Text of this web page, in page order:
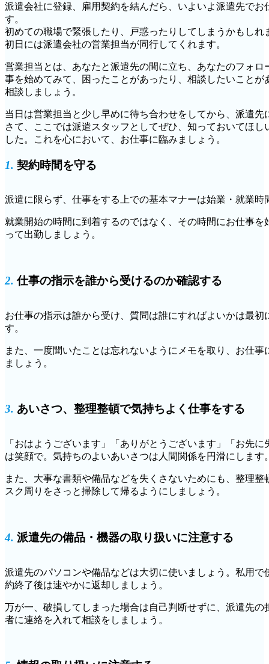
派遣会社に登録、雇用契約を結んだら、いよいよ派遣先でお
す。
初めての職場で緊張したり、戸惑ったりしてしまうかもしれ
初日には派遣会社の営業担当が同行してくれます。
営業担当とは、あなたと派遣先の間に立ち、あなたのフォロ
事を始めてみて、困ったことがあったり、相談したいことが
相談しましょう。
当日は営業担当と少し早めに待ち合わせをしてから、派遣先
さて、ここでは派遣スタッフとしてぜひ、知っておいてほ
した。これを心において、お仕事に臨みましょう。
1. 契約時間を守る
派遣に限らず、仕事をする上での基本マナーは始業・就業時
就業開始の時間に到着するのではなく、その時間にお仕事を
って出勤しましょう。
2. 仕事の指示を誰から受けるのか確認する
お仕事の指示は誰から受け、質問は誰にすればよいかは最初
す。
また、一度聞いたことは忘れないようにメモを取り、お仕
ましょう。
3. あいさつ、整理整頓で気持ちよく仕事をする
「おはようございます」「ありがとうございます」「お先
は笑顔で。気持ちのよいあいさつは人間関係を円滑にします
また、大事な書類や備品などを失くさないためにも、整理
スク周りをさっと掃除して帰るようにしましょう。
4. 派遣先の備品・機器の取り扱いに注意する
派遣先のパソコンや備品などは大切に使いましょう。私用で
約終了後は速やかに返却しましょう。
万が一、破損してしまった場合は自己判断せずに、派遣先の
者に連絡を入れて相談をしましょう。